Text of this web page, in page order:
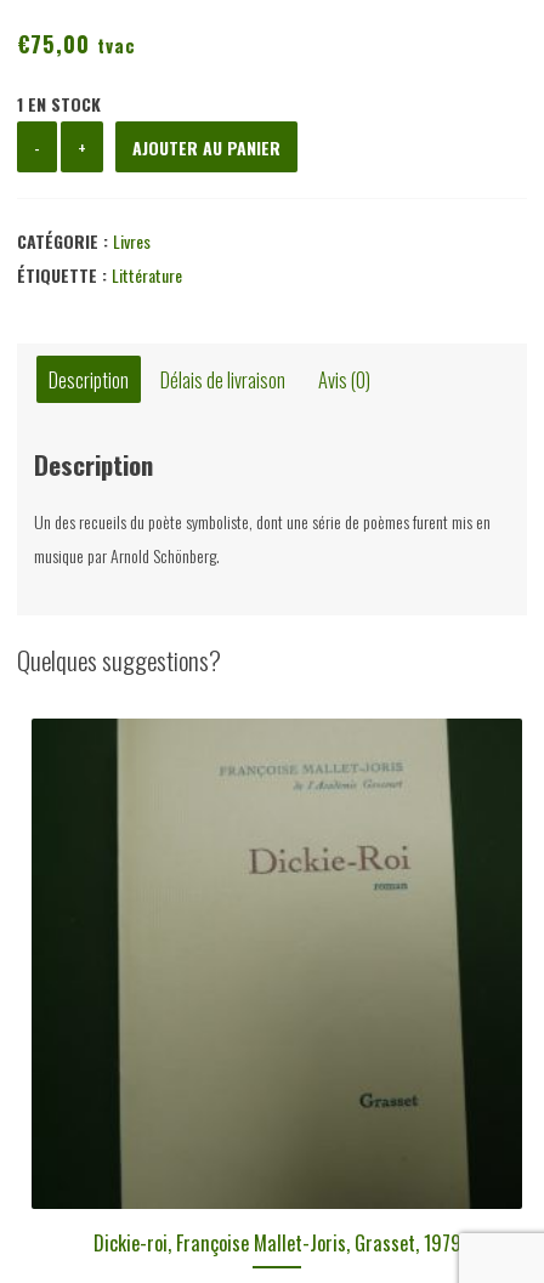
€75,00 tvac
1 EN STOCK
-
de
dernières
fêtes,
Paul
Lacomblez,
+ AJOUTER AU PANIER
CATÉGORIE : Livres
ÉTIQUETTE : Littérature
Description Délais de livraison Avis (0)
Description
Un des recueils du poète symboliste, dont une série de poèmes furent mis en
musique par Arnold Schönberg.
Quelques suggestions?
Dickie-roi, Françoise Mallet-Joris, Grasset, 1979